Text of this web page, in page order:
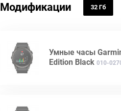
Модификации 32 Гб
Умные часы
Edition Black 010-